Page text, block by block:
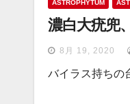
ASTROPHYTUM
濃白大疣兜
8月 19, 2020
バイラス持ちの